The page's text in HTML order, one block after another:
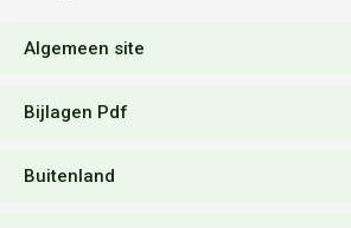
Algemeen site
Bijlagen Pdf
Buitenland